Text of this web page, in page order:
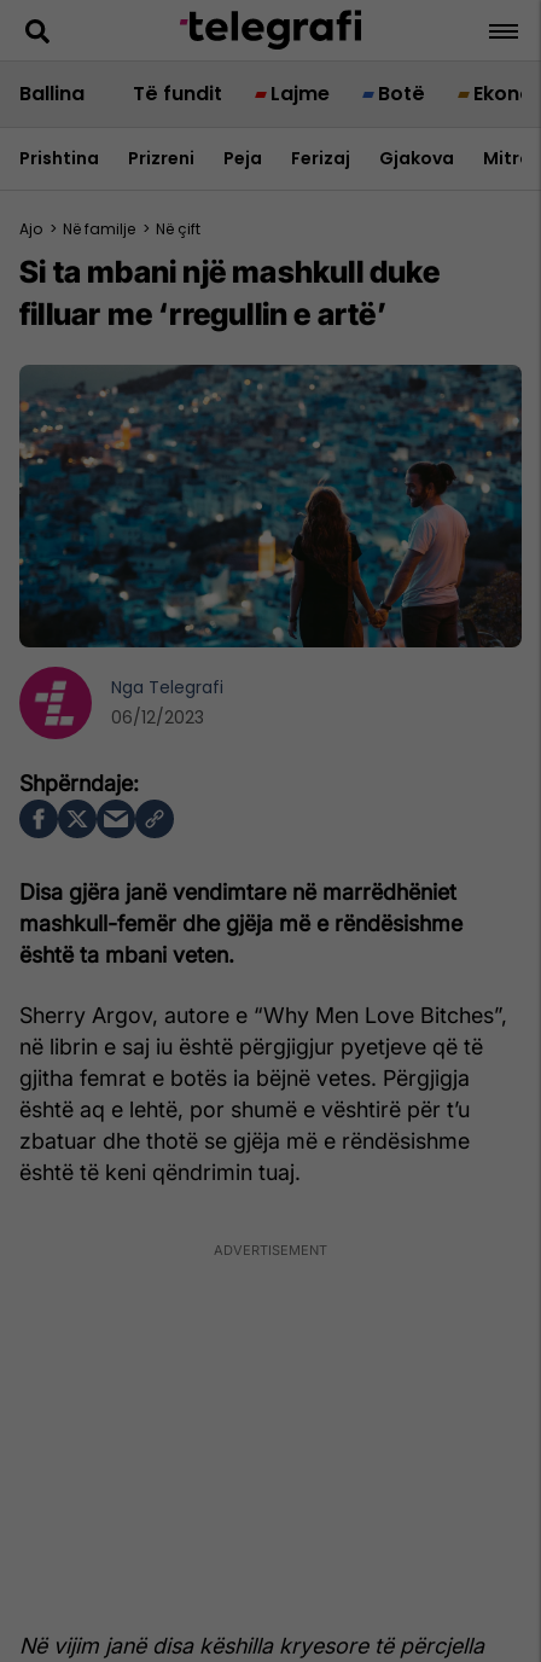
Ballina Të fundit Lajme Botë
Prishtina Prizreni Peja Ferizaj Gjakova
Ajo > Në familje > Në çift
Si ta mbani një mashkull duke
filluar me ‘rregullin e artë’
Disa gjëra janë vendimtare në marrëdhëniet
mashkull-femër dhe gjëja më e rëndësishme
është ta mbani veten.
Sherry Argov, autore e “Why Men Love Bitches”,
në librin e saj iu është përgjigjur pyetjeve që të
gjitha femrat e botës ia bëjnë vetes. Përgjigja
është aq e lehtë, por shumë e vështirë për t’u
zbatuar dhe thotë se gjëja më e rëndësishme
është të keni qëndrimin tuaj.
Në vijim janë disa këshilla kryesore të përcjella
Nga Telegrafi
06/12/2023